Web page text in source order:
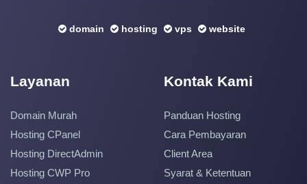
domain hosting vps website
Layanan
Domain Murah
Hosting CPanel
Hosting DirectAdmin
Hosting CWP Pro
Kontak Kami
Panduan Hosting
Cara Pembayaran
Client Area
Syarat & Ketentuan